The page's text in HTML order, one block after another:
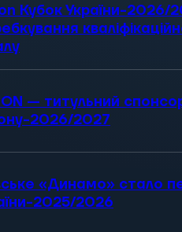
Кубок України-2026/
— титульний
2026/2027
«Динамо» стало
2025/2026